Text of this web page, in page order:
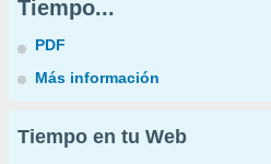
Tiempo...
PDF
Más información
Tiempo en tu Web